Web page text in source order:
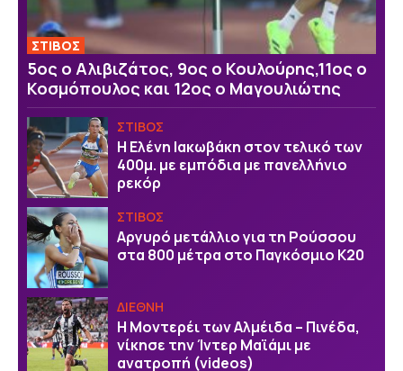
ΣΤΙΒΟΣ
5ος ο Αλιβιζάτος, 9ος ο Κουλούρης,11ος ο
Κοσμόπουλος και 12ος ο Μαγουλιώτης
ΣΤΙΒΟΣ
Η Ελένη Ιακωβάκη στον τελικό των
400μ. με εμπόδια με πανελλήνιο
ρεκόρ
ΣΤΙΒΟΣ
Αργυρό μετάλλιο για τη Ρούσσου
στα 800 μέτρα στο Παγκόσμιο Κ20
ΔΙΕΘΝΗ
Η Μοντερέι των Αλμέιδα – Πινέδα,
νίκησε την Ίντερ Μαϊάμι με
ανατροπή (videos)